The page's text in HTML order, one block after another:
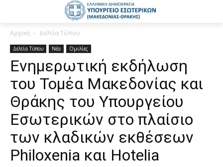
Αρχική Δελτία Τύπου
Δελτία Τύπου Νέα Ομιλίες
Ενημερωτική εκδήλωση
του Τομέα Μακεδονίας και
Θράκης του Υπουργείου
Εσωτερικών στο πλαίσιο
των κλαδικών εκθέσεων
Philoxenia και Hotelia